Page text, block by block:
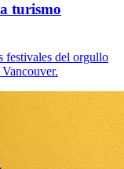
turismo
festivales del orgullo